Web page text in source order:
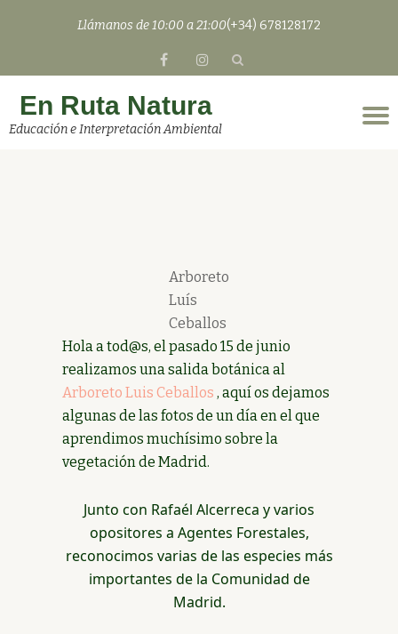
Llámanos de 10:00 a 21:00(+34) 678128172
fa-
fa-
En Ruta Natura
Educación e Interpretación Ambiental
Arboreto
Luís
Ceballos
Hola a tod@s, el pasado 15 de junio
realizamos una salida botánica al
Arboreto Luis Ceballos , aquí os dejamos
algunas de las fotos de un día en el que
aprendimos muchísimo sobre la
vegetación de Madrid.
Junto con Rafaél Alcerreca y varios
opositores a Agentes Forestales,
reconocimos varias de las especies más
importantes de la Comunidad de
Madrid.